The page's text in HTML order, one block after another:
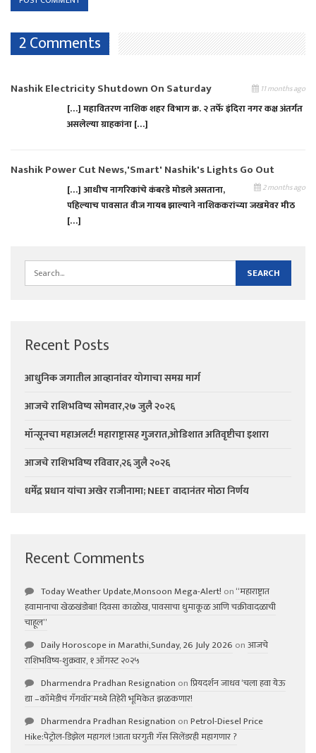
2 Comments
Nashik Electricity Shutdown On Saturday 11 months ago
[…] महावितरण नाशिक शहर विभाग क्र. २ तर्फे इंदिरा नगर कक्ष अंतर्गत
असलेल्या ग्राहकांना […]
Nashik Power Cut News,'Smart' Nashik's Lights Go Out
2 months ago
[…] आधीच नागरिकांचे कंबरडे मोडले असताना,
पहिल्याच पावसात वीज गायब झाल्याने नाशिककरांच्या जखमेवर मीठ
[…]
Recent Posts
आधुनिक जगातील आव्हानांवर योगाचा समग्र मार्ग
आजचे राशिभविष्य सोमवार,२७ जुलै २०२६
मॉन्सूनचा महाअलर्ट! महाराष्ट्रासह गुजरात,ओडिशात अतिवृष्टीचा इशारा
आजचे राशिभविष्य रविवार,२६ जुलै २०२६
धर्मेंद्र प्रधान यांचा अखेर राजीनामा; NEET वादानंतर मोठा निर्णय
Recent Comments
Today Weather Update,Monsoon Mega-Alert! on“महाराष्ट्रात
हवामानाचा खेळखंडोबा! दिवसा काळोख, पावसाचा धुमाकूळ आणि चक्रीवादळाची
चाहूल”
Daily Horoscope in Marathi,Sunday, 26 July 2026 onआजचे
राशिभविष्य-शुक्रवार, १ ऑगस्ट २०२५
Dharmendra Pradhan Resignation onप्रियदर्शन जाधव ‘चला हवा येऊ
द्या –कॉमेडीचं गॅंगवॉर’मध्ये तिहेरी भूमिकेत झळकणार!
Dharmendra Pradhan Resignation onPetrol-Diesel Price
Hike:पेट्रोल-डिझेल महागलं !आता घरगुती गॅस सिलेंडरही महागणार ?